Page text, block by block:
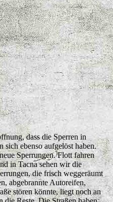
dass die Sperren in
sich ebenso aufgelöst haben.
Sperrungen. Flott fahren
in Tacna sehen wir die
die frisch weggeräumt
abgebrannte Autoreifen,
stören könnte, liegt noch an